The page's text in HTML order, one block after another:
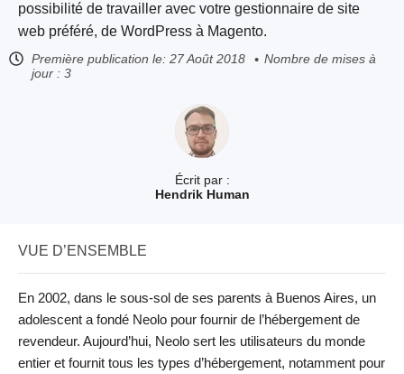
Écrit par :
Hendrik Human
possibilité de travailler avec votre gestionnaire de site
web préféré, de WordPress à Magento.
Première publication le: 27 Août 2018
Nombre de mises à
jour : 3
VUE D’ENSEMBLE
En 2002, dans le sous-sol de ses parents à Buenos Aires, un
adolescent a fondé Neolo pour fournir de l’hébergement de
revendeur. Aujourd’hui, Neolo sert les utilisateurs du monde
entier et fournit tous les types d’hébergement, notamment pour